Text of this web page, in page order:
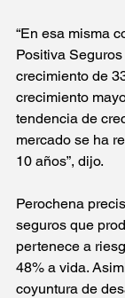
“En esa misma
Positiva
crecimiento de
crecimiento
tendencia de
mercado se ha
10 años”, dijo.
Perochena
seguros que
pertenece a
48% a vida.
coyuntura de